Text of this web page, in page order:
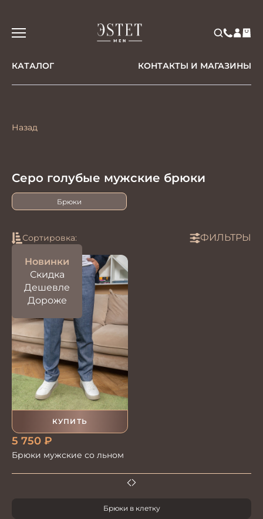
КАТАЛОГ КОНТАКТЫ И МАГАЗИНЫ
Назад
Серо голубые мужские брюки
Брюки
Сортировка:
Новинки
Скидка
Дешевле
Дороже
ФИЛЬТРЫ
КУПИТЬ
5 750 ₽
Брюки мужские со льном
Брюки в клетку